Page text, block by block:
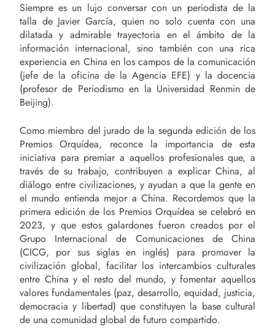
Siempre es un lujo conversar con un periodista de la
talla de Javier García, quien no solo cuenta con una
dilatada y admirable trayectoria en el ámbito de la
información internacional, sino también con una rica
experiencia en China en los campos de la comunicación
(jefe de la oficina de la Agencia EFE) y la docencia
(profesor de Periodismo en la Universidad Renmin de
Beijing).
Como miembro del jurado de la segunda edición de los
Premios Orquídea, reconce la importancia de esta
iniciativa para premiar a aquellos profesionales que, a
través de su trabajo, contribuyen a explicar China, al
diálogo entre civilizaciones, y ayudan a que la gente en
el mundo entienda mejor a China. Recordemos que la
primera edición de los Premios Orquídea se celebró en
2023, y que estos galardones fueron creados por el
Grupo Internacional de Comunicaciones de China
(CICG, por sus siglas en inglés) para promover la
civilización global, facilitar los intercambios culturales
entre China y el resto del mundo, y fomentar aquellos
valores fundamentales (paz, desarrollo, equidad, justicia,
democracia y libertad) que constituyen la base cultural
de una comunidad global de futuro compartido.